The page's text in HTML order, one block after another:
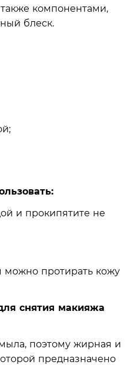
компонентами,
блеск.
и прокипятите не
протирать кожу
снятия макияжа
поэтому жирная и
предназначено